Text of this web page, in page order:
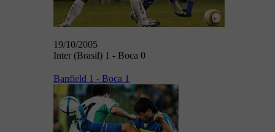
19/10/2005
Inter (Brasil) 1 - Boca 0
Banfield 1 - Boca 1